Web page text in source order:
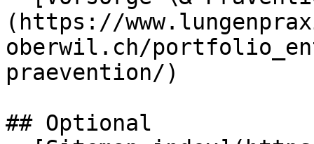
(https://
oberwil.ch/
praevention/)
## Optional